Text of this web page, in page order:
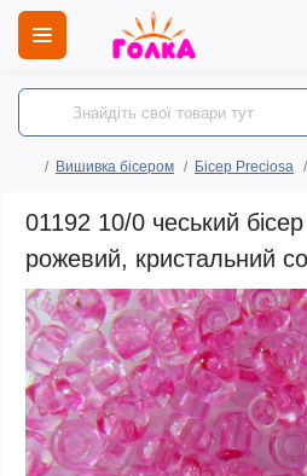
Вишивка бісером Бісер Preciosa
01192 10/0 чеський
рожевий, кристальний